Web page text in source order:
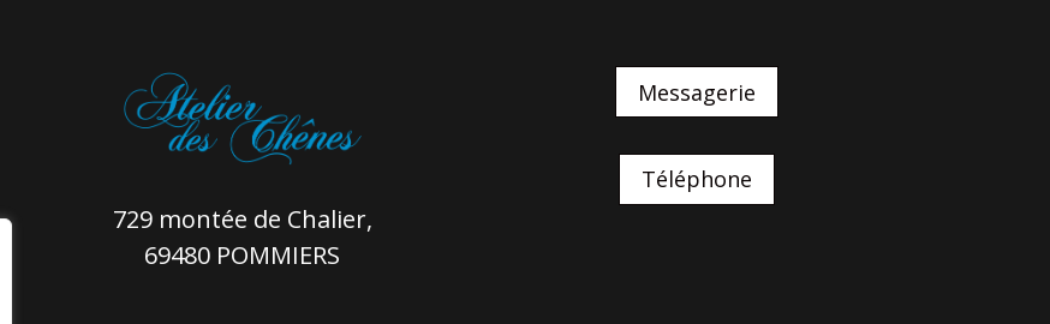
729 montée de Chalier,
69480 POMMIERS
Messagerie
Téléphone